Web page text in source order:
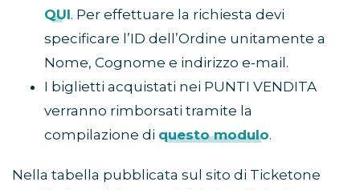
QUI. Per effettuare la richiesta devi
specificare l’ID dell’Ordine unitamente a
Nome, Cognome e indirizzo e-mail.
I biglietti acquistati nei PUNTI VENDITA
verranno rimborsati tramite la
compilazione di questo modulo.
Nella tabella pubblicata sul sito di Ticketone